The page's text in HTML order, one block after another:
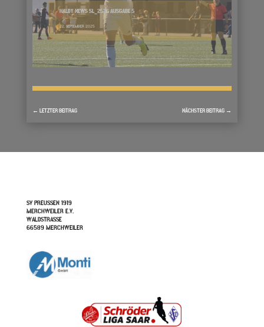
HALDY NEWS SL_2526 AUSGABE 5
22. SEPTEMBER 2025
← LETZTER BEITRAG NÄCHSTER BEITRAG →
SV PREUSSEN 1919
MERCHWEILER E.V.
WALDSTRASSE
66589 MERCHWEILER